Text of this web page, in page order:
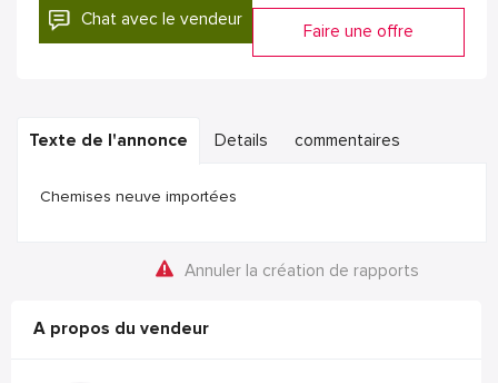
Chat avec le vendeur
Faire une offre
Texte de l'annonce Details commentaires
Chemises neuve importées
Annuler la création de rapports
A propos du vendeur